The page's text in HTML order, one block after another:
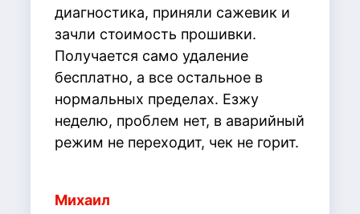
диагностика, приняли сажевик и
зачли стоимость прошивки.
Получается само удаление
бесплатно, а все остальное в
нормальных пределах. Езжу
неделю, проблем нет, в аварийный
режим не переходит, чек не горит.
Михаил